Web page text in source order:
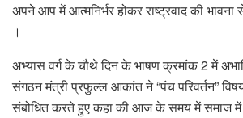
अपने आप में आत्मनिर्भर होकर राष्ट्रवाद की भावना
।
अभ्यास वर्ग के चौथे दिन के भाषण क्रमांक 2 में
संगठन मंत्री प्रफुल्ल आकांत ने “पंच परिवर्तन”
संबोधित करते हुए कहा की आज के समय में समाज में